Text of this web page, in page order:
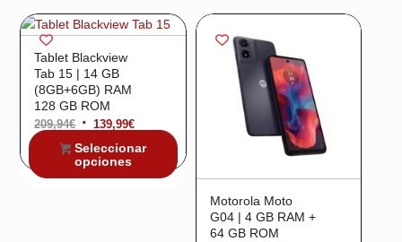
Tablet Blackview
Tab 15 | 14 GB
(8GB+6GB) RAM
128 GB ROM
209,94€ El
precio
original
139,99€El
precio
Seleccionar
opciones
Motorola Moto
G04 | 4 GB RAM +
64 GB ROM